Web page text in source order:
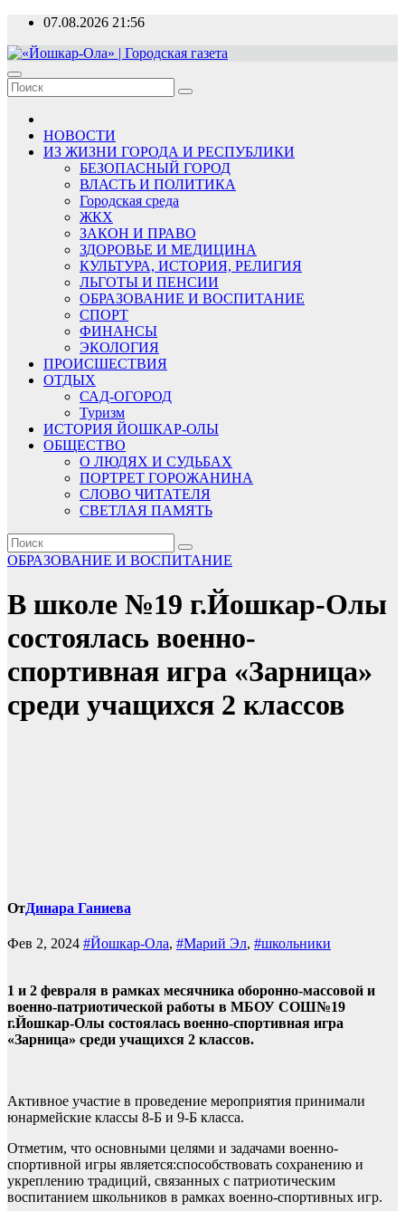
Перейти
содержимому
07.08.2026 21:56
«Йошкар-Ола» | Городская газета
Новости, события, люди
НОВОСТИ
ИЗ ЖИЗНИ ГОРОДА И РЕСПУБЛИКИ
БЕЗОПАСНЫЙ ГОРОД
ВЛАСТЬ И ПОЛИТИКА
Городская среда
ЖКХ
ЗАКОН И ПРАВО
ЗДОРОВЬЕ И МЕДИЦИНА
КУЛЬТУРА, ИСТОРИЯ, РЕЛИГИЯ
ЛЬГОТЫ И ПЕНСИИ
ОБРАЗОВАНИЕ И ВОСПИТАНИЕ
СПОРТ
ФИНАНСЫ
ЭКОЛОГИЯ
ПРОИСШЕСТВИЯ
ОТДЫХ
САД-ОГОРОД
Туризм
ИСТОРИЯ ЙОШКАР-ОЛЫ
ОБЩЕСТВО
О ЛЮДЯХ И СУДЬБАХ
ПОРТРЕТ ГОРОЖАНИНА
СЛОВО ЧИТАТЕЛЯ
СВЕТЛАЯ ПАМЯТЬ
ОБРАЗОВАНИЕ И ВОСПИТАНИЕ
В школе №19 г.Йошкар-Олы
состоялась военно-
спортивная игра «Зарница»
среди учащихся 2 классов
ОтДинара Ганиева
Фев 2, 2024 #Йошкар-Ола, #Марий Эл, #школьники
1 и 2 февраля в рамках месячника оборонно-массовой и
военно-патриотической работы в МБОУ СОШ№19
г.Йошкар-Олы состоялась военно-спортивная игра
«Зарница» среди учащихся 2 классов.
Активное участие в проведение мероприятия принимали
юнармейские классы 8-Б и 9-Б класса.
Отметим, что основными целями и задачами военно-
спортивной игры является:способствовать сохранению и
укреплению традиций, связанных с патриотическим
воспитанием школьников в рамках военно-спортивных игр.